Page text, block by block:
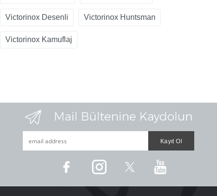
Victorinox Desenli Victorinox Huntsman
Victorinox Kamuflaj